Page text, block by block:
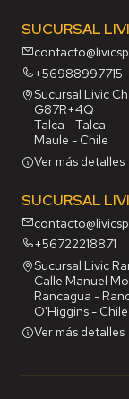
SUCURSAL
+56988997715
Sucursal Livic
G87R+4Q
Talca - Talca
Maule - Chile
Ver más detalles
SUCURSAL
+56722218871
Sucursal Livic
Calle Manuel
Rancagua -
O'Higgins - Chile
Ver más detalles